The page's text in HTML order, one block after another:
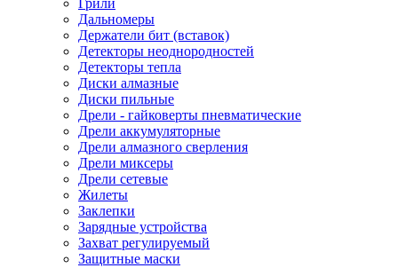
Грили
Дальномеры
Держатели бит (вставок)
Детекторы неоднородностей
Детекторы тепла
Диски алмазные
Диски пильные
Дрели - гайковерты пневматические
Дрели аккумуляторные
Дрели алмазного сверления
Дрели миксеры
Дрели сетевые
Жилеты
Заклепки
Зарядные устройства
Захват регулируемый
Защитные маски